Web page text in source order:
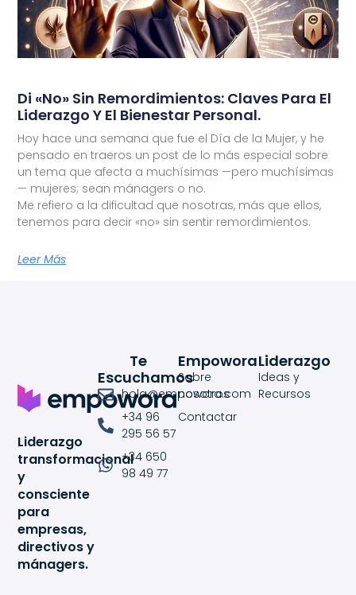
Di «No» Sin Remordimientos: Claves Para El
Liderazgo Y El Bienestar Personal.
Hoy hace una semana que fue el Día de la Mujer, y he
pensado en traeros un post de lo más especial sobre
un tema que afecta a muchísimas —pero muchísimas
— mujeres; sean mánagers o no.
Me refiero a la dificultad que nosotras, más que ellos,
tenemos para decir «no» sin sentir remordimientos.
Leer Más
Liderazgo
transformacional
y
consciente
para
empresas,
directivos y
mánagers.
Liderazgo
Ideas y
Recursos
Empowora
Sobre
nosotros
Contactar
Te
Escuchamos
hola@empowora.com
+34 96
295 56 57
+34 650
98 49 77